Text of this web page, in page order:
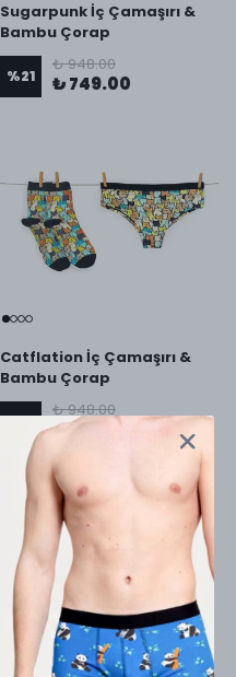
Sugarpunk İç Çamaşırı &
Bambu Çorap
%21
₺ 948.00
₺ 749.00
Catflation İç Çamaşırı &
Bambu Çorap
%21
₺ 948.00
₺ 749.00